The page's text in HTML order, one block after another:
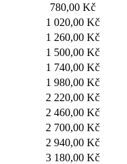
780,00 Kč
1 020,00 Kč
1 260,00 Kč
1 500,00 Kč
1 740,00 Kč
1 980,00 Kč
2 220,00 Kč
2 460,00 Kč
2 700,00 Kč
2 940,00 Kč
3 180,00 Kč